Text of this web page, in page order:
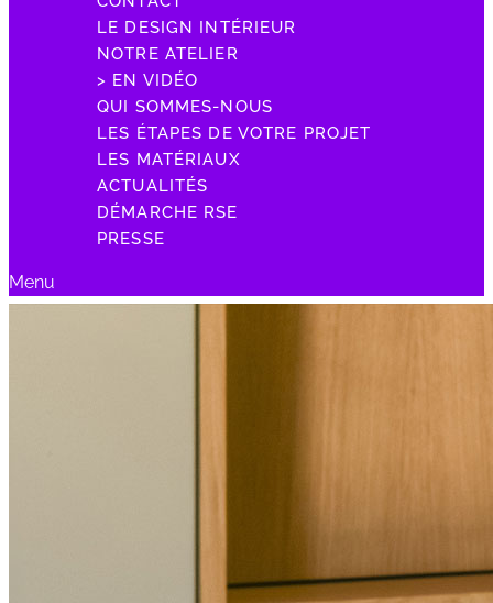
LE DESIGN INTÉRIEUR
NOTRE ATELIER
> EN VIDÉO
QUI SOMMES-NOUS
LES ÉTAPES DE VOTRE PROJET
LES MATÉRIAUX
ACTUALITÉS
DÉMARCHE RSE
PRESSE
Menu